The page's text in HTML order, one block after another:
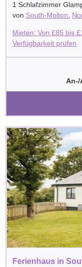
1 Schlafzimmer
von South-Molton,
Mieten: Von£85 bis£
Verfügbarkeit prüfen
An-/
Ferienhaus in